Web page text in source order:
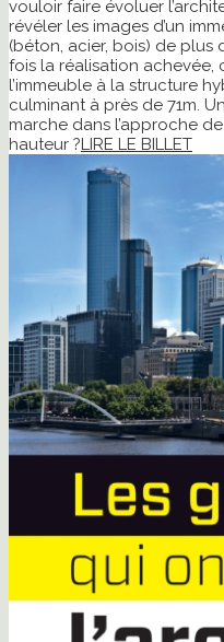
vouloir faire évoluer
révéler les images d’un
(béton, acier, bois) de plus
fois la réalisation achevée,
l’immeuble à la structure
culminant à près de 71m.
marche dans l’approche
hauteur ?LIRE LE BILLET